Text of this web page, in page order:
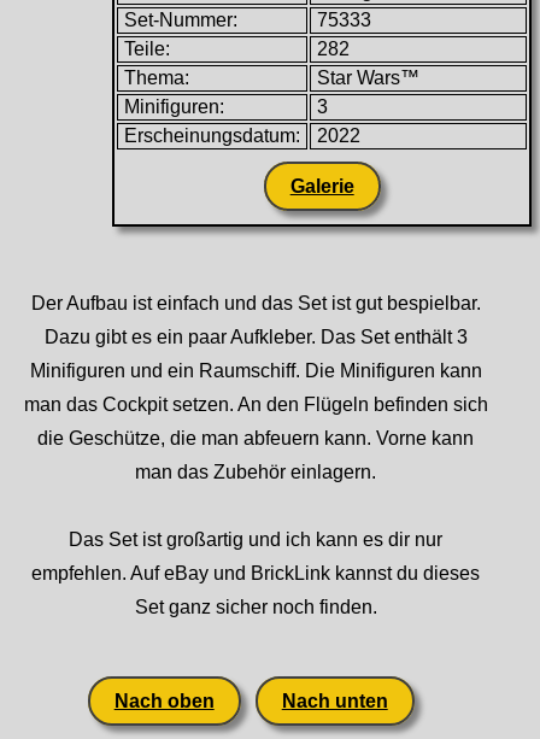
Set-Nummer:
75333
Teile:
282
Thema:
Star Wars™
Minifiguren:
3
Erscheinungsdatum:
2022
Galerie
Der Aufbau ist einfach und das Set ist gut bespielbar.
Dazu gibt es ein paar Aufkleber. Das Set enthält 3
Minifiguren und ein Raumschiff. Die Minifiguren kann
man das Cockpit setzen. An den Flügeln befinden sich
die Geschütze, die man abfeuern kann. Vorne kann
man das Zubehör einlagern.
Das Set ist großartig und ich kann es dir nur
empfehlen. Auf eBay und BrickLink kannst du dieses
Set ganz sicher noch finden.
Nach oben Nach unten